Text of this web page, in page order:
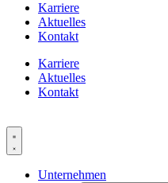
Karriere
Aktuelles
Kontakt
Karriere
Aktuelles
Kontakt
Unternehmen